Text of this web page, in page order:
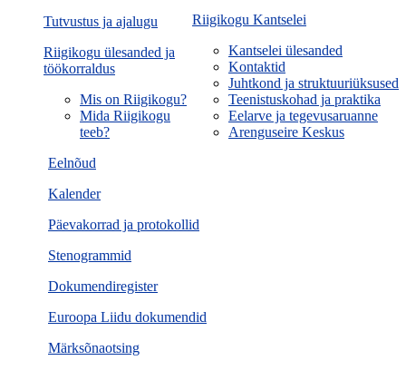
Riigikogu Kantselei
Kantselei ülesanded
Kontaktid
Juhtkond ja struktuuriüksused
Teenistuskohad ja praktika
Eelarve ja tegevusaruanne
Arenguseire Keskus
Eelnõud
Kalender
Päevakorrad ja protokollid
Stenogrammid
Dokumendiregister
Euroopa Liidu dokumendid
Märksõnaotsing
Tutvustus ja ajalugu
Riigikogu ülesanded ja
töökorraldus
Mis on Riigikogu?
Mida Riigikogu
teeb?